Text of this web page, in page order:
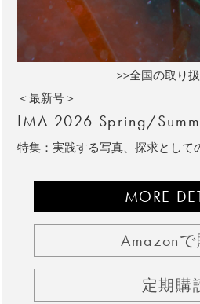
>>全国の取り
＜最新号＞
IMA 2026 Spring/
特集：実践する写真、探求として
MORE
Amazonで
定期購